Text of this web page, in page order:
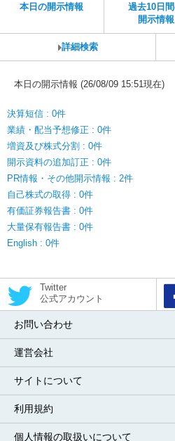
本日の開示情報
過去10日
開示情報
詳細検索
本日の開示情報 (26/08/09 15:51現在)
決算短信 : 0件
業績・配当予想修正 : 0件
増資及び株式分割 : 0件
開示資料の追加訂正 : 0件
PR情報・その他開示情報 : 2件
自己株式の取得 : 0件
有価証券報告書 : 0件
大量保有報告書 : 0件
English : 0件
Twitter
公式アカウント
お問い合わせ
運営会社
サイトについて
利用規約
個人情報の取扱いについて